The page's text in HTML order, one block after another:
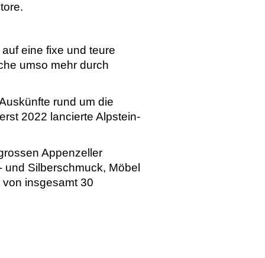
eine fixe und teure
umso mehr durch
rund um die
2022 lancierte Alpstein-
Appenzeller
Silberschmuck, Möbel
insgesamt 30